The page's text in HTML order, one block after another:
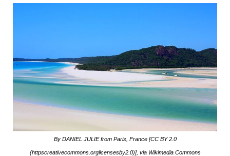
By DANIEL JULIE from Paris, France [CC BY 2.0
(httpscreativecommons.orglicensesby2.0)], via Wikimedia Commons